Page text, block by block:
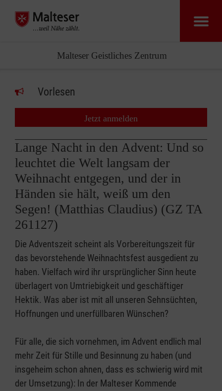
Malteser Geistliches Zentrum
Vorlesen
Jetzt anmelden
Lange Nacht in den Advent: Und so
leuchtet die Welt langsam der
Weihnacht entgegen, und der in
Händen sie hält, weiß um den
Segen! (Matthias Claudius) (GZ TA
261127)
Die Adventszeit scheint als Vorbereitungszeit für
das bevorstehende Weihnachtsfest ausgedient zu
haben. Vielfach wird ihr ursprünglicher Sinn heute
überlagert von Umtriebigkeit und geschäftiger
Hektik. Was aber ist mit all unseren Sehnsüchten,
Hoffnungen und unerfüllbaren Wünschen?
Für alle, die sich vornehmen, im Advent endlich mal
mehr Zeit für Stille und Besinnung zu haben (und
insgeheim schon ahnen, dass es schwierig wird mit
der Umsetzung): In der Malteser Kommende